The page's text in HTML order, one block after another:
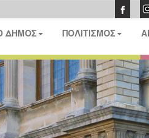
ΔΗΜΟΣ ΠΟΛΙΤΙΣΜΟΣ